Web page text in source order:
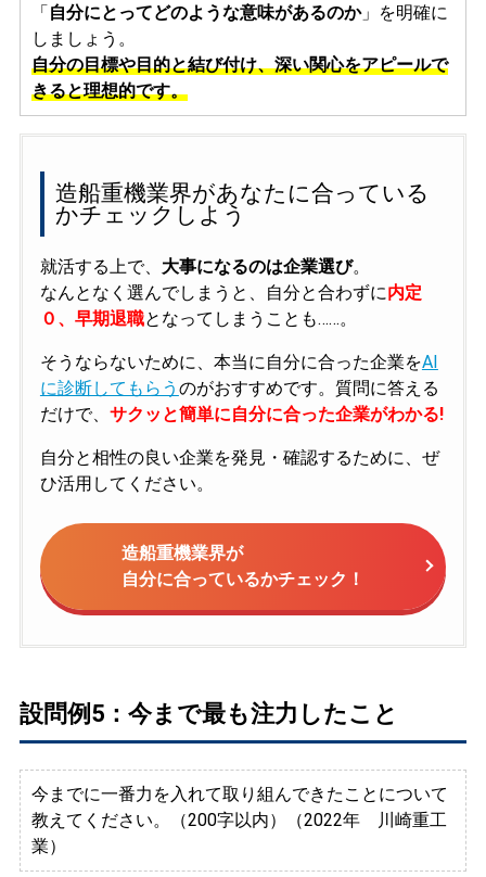
「自分にとってどのような意味があるのか」を明確に
しましょう。
自分の目標や目的と結び付け、深い関心をアピールで
きると理想的です。
造船重機業界があなたに合っている
かチェックしよう
就活する上で、 大事になるのは企業選び。
なんとなく選んでしまうと、自分と合わずに内定
０、早期退職となってしまうことも……。
そうならないために、本当に自分に合った企業をAI
に診断してもらう のがおすすめです。質問に答える
だけで、 サクッと簡単に自分に合った企業がわかる!
自分と相性の良い企業を発見・確認するために、ぜ
ひ活用してください。
造船重機業界が
自分に合っているかチェック！
​​設問例5：今まで最も注力したこと
今までに一番力を入れて取り組んできたことについて
教えてください。（200字以内）（2022年 川崎重工
業）